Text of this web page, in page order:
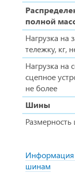
полной
Нагрузка на
тележку, кг,
Нагрузка на
сцепное
не более
Шины
Информация
шинам